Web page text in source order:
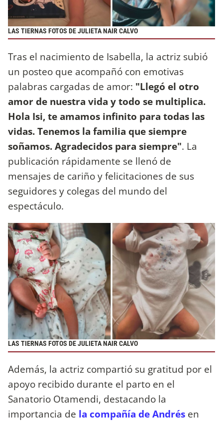
LAS TIERNAS FOTOS DE JULIETA NAIR CALVO
Tras el nacimiento de Isabella, la actriz subió
un posteo que acompañó con emotivas
palabras cargadas de amor: "Llegó el otro
amor de nuestra vida y todo se multiplica.
Hola Isi, te amamos infinito para todas las
vidas. Tenemos la familia que siempre
soñamos. Agradecidos para siempre". La
publicación rápidamente se llenó de
mensajes de cariño y felicitaciones de sus
seguidores y colegas del mundo del
espectáculo.
LAS TIERNAS FOTOS DE JULIETA NAIR CALVO
Además, la actriz compartió su gratitud por el
apoyo recibido durante el parto en el
Sanatorio Otamendi, destacando la
importancia de la compañía de Andrés en